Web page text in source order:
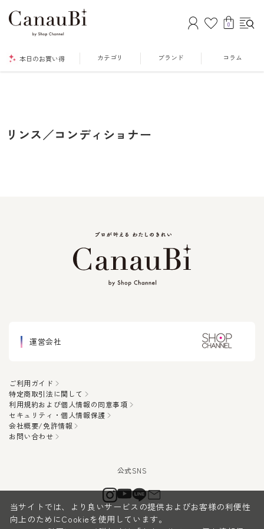
0
本日のお買い得 カテゴリ ブランド コラム
リンス／コンディショナー
運営会社
ご利用ガイド
特定商取引法に関して
利用規約および個人情報の同意事項
セキュリティ・個人情報保護
会社概要/免許情報
お問い合わせ
当サイトでは、より良いサービスの提供およびお客様の利便性
向上のためにCookieを使用しています。